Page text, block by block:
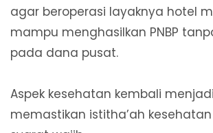
agar beroperasi layaknya hotel
mampu menghasilkan PNBP
pada dana pusat.
Aspek kesehatan kembali
memastikan istitha’ah